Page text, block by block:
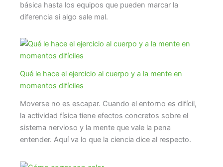
básica hasta los equipos que pueden marcar la
diferencia si algo sale mal.
Qué le hace el ejercicio al cuerpo y a la mente en
momentos difíciles
Moverse no es escapar. Cuando el entorno es difícil,
la actividad física tiene efectos concretos sobre el
sistema nervioso y la mente que vale la pena
entender. Aquí va lo que la ciencia dice al respecto.